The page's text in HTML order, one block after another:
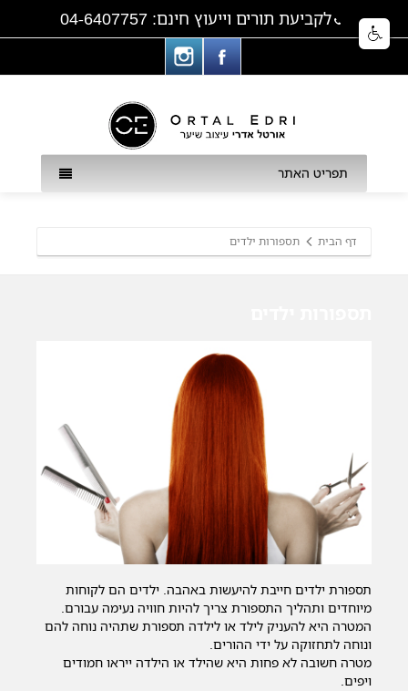
לקביעת תורים וייעוץ חינם: 04-6407757
תפריט האתר
תספורות ילדים דף הבית
תספורת ילדים חייבת להיעשות באהבה. ילדים הם לקוחות
מיוחדים ותהליך התספורת צריך להיות חוויה נעימה עבורם.
המטרה היא להעניק לילד או לילדה תספורת שתהיה נוחה להם
ונוחה לתחזוקה על ידי ההורים.
מטרה חשובה לא פחות היא שהילד או הילדה ייראו חמודים
ויפים.